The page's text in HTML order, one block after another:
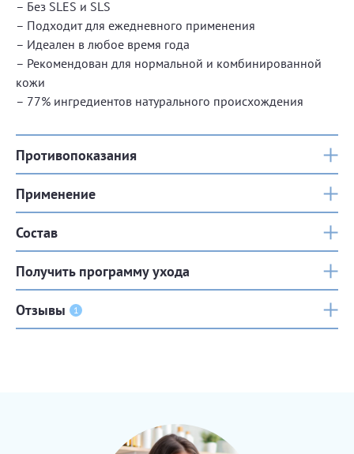
– Без SLES и SLS
– Подходит для ежедневного применения
– Идеален в любое время года
– Рекомендован для нормальной и комбинированной
кожи
– 77% ингредиентов натурального происхождения
Противопоказания
Применение
Состав
Получить программу ухода
Отзывы 1